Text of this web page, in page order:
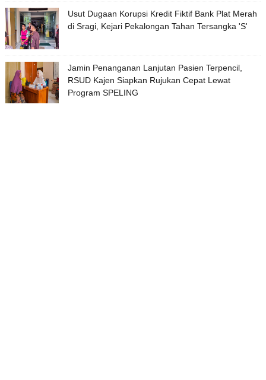
Usut Dugaan Korupsi Kredit Fiktif Bank Plat Merah
di Sragi, Kejari Pekalongan Tahan Tersangka 'S'
Jamin Penanganan Lanjutan Pasien Terpencil,
RSUD Kajen Siapkan Rujukan Cepat Lewat
Program SPELING